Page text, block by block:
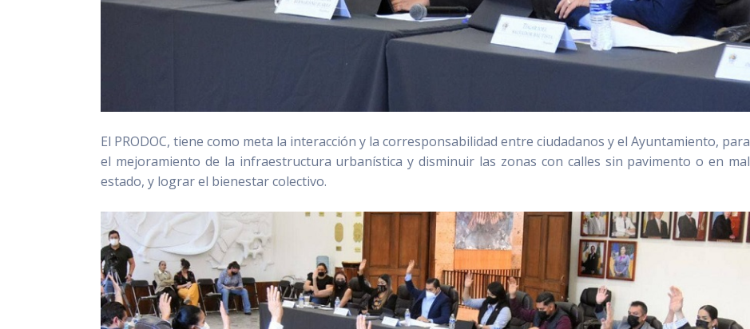
El PRODOC, tiene como meta la interacción y la corresponsabilidad entre ciudadanos y el Ayuntamiento, para
el mejoramiento de la infraestructura urbanística y disminuir las zonas con calles sin pavimento o en mal
estado, y lograr el bienestar colectivo.